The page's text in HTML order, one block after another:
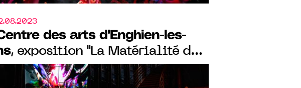
des arts d'Enghien-les-
, exposition "La Matérialité du
par Baron-Lanteigne, du 20
au 23 décembre 2023